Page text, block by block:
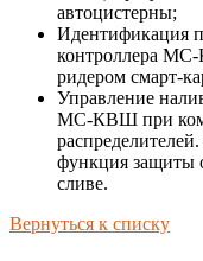
автоцистерны;
Идентификация
контроллера
ридером смарт-
Управление
МС-КВШ при
функция защиты
сливе.
Вернуться к списку